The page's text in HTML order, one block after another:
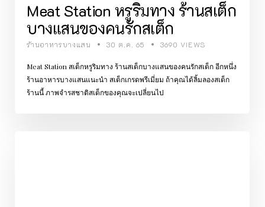
Meat Station หรูริมทาง ร้านสเต็ก
บางแสนของคนรักสเต็ก
30 ต.ค. 65
ร้านอาหารบางแสน 3690 VIEWS
Meat Station สเต็กหรูริมทาง ร้านสเต็กบางแสนของคนรักสเต็ก อีกหนึ่ง
ร้านอาหารบางแสนแนะนำ สเต็กเกรดพรีเมี่ยม ถ้าคุณได้ลิ้มลองสเต็ก
ร้านนี้ ภาพจำรสชาติสเต็กของคุณจะเปลี่ยนไป